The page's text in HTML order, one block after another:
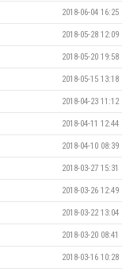
2018-06-04 16:25
2018-05-28 12:09
2018-05-20 19:58
2018-05-15 13:18
2018-04-23 11:12
2018-04-11 12:44
2018-04-10 08:39
2018-03-27 15:31
2018-03-26 12:49
2018-03-22 13:04
2018-03-20 08:41
2018-03-16 10:28